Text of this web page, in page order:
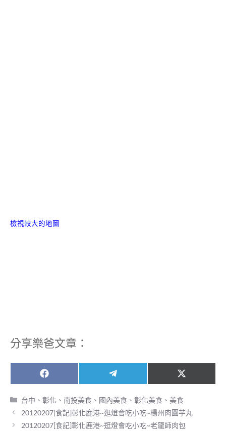
檢視較大的地圖
分享樂爸文章：
Share
on
F
a
c
e
b
o
Share
on
e
l
e
g
r
Share
on
X
(
i
分
類
台中、彰化、南投美食 、 國內美食 、彰化美食 、美食
20120207[食記]彰化鹿港~逛燈會吃小吃~楊州肉圓芋丸
20120207[食記]彰化鹿港~逛燈會吃小吃~老龍師肉包